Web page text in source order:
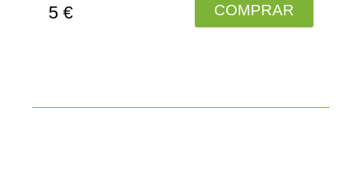
5 € COMPRAR